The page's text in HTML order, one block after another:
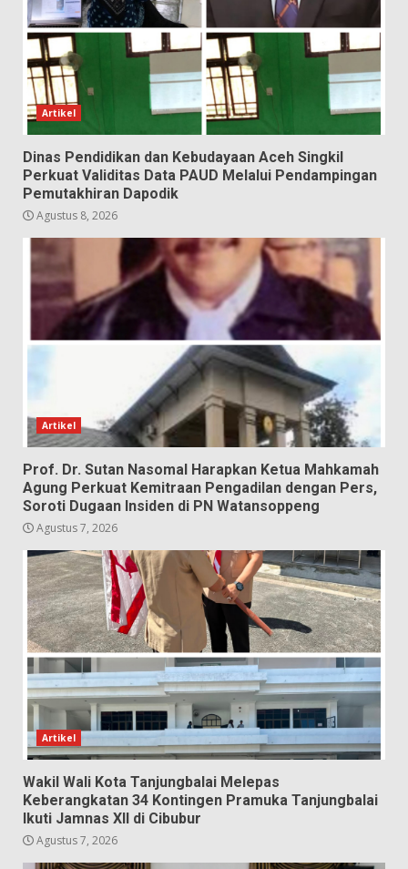
Artikel
Dinas Pendidikan dan Kebudayaan Aceh Singkil
Perkuat Validitas Data PAUD Melalui Pendampingan
Pemutakhiran Dapodik
Agustus 8, 2026
Artikel
Prof. Dr. Sutan Nasomal Harapkan Ketua Mahkamah
Agung Perkuat Kemitraan Pengadilan dengan Pers,
Soroti Dugaan Insiden di PN Watansoppeng
Agustus 7, 2026
Artikel
Wakil Wali Kota Tanjungbalai Melepas
Keberangkatan 34 Kontingen Pramuka Tanjungbalai
Ikuti Jamnas XII di Cibubur
Agustus 7, 2026